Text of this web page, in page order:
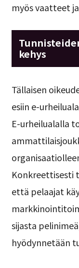
myös vaatteet
kehys
Tällaisen
esiin e-
E-urheilualalla
Konkreettisesti
että pelaajat
sijasta
hyödynnetään